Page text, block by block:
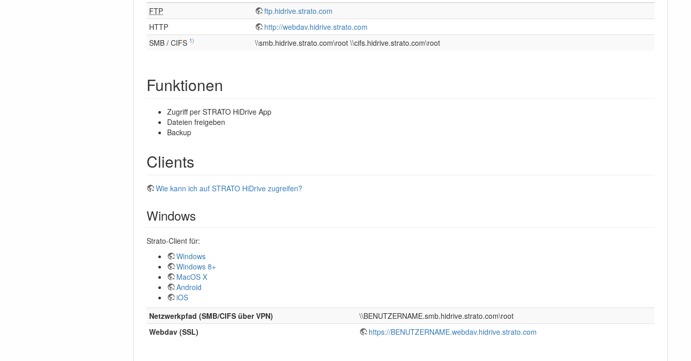
FTP
ftp.hidrive.strato.com
HTTP
http://webdav.hidrive.strato.com
SMB / CIFS 1) \\smb.hidrive.strato.com\root \\cifs.hidrive.strato.com\root
Funktionen
Zugriff per STRATO HiDrive App
Dateien freigeben
Backup
Clients
Wie kann ich auf STRATO HiDrive zugreifen?
Windows
Strato-Client für:
Windows
Windows 8+
MacOS X
Android
iOS
Netzwerkpfad (SMB/CIFS über VPN)
\\BENUTZERNAME.smb.hidrive.strato.com\root
Webdav (SSL)
https://BENUTZERNAME.webdav.hidrive.strato.com